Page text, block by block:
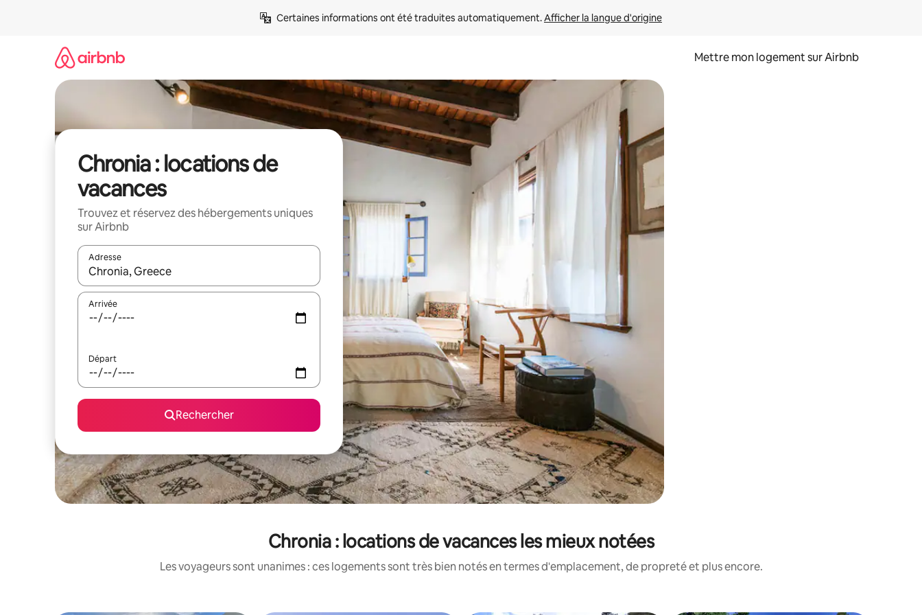
Certaines informations ont été traduites automatiquement. Afficher la langue d'origine
Mettre mon logement sur Airbnb
Chronia : locations de
vacances
Trouvez et réservez des hébergements uniques
sur Airbnb
Adresse
Lorsque les résultats s'affichent, utilisez les flèches vers le haut et vers le bas pour les parcourir ou en appuyant et en faisant glisser.
Arrivée
Départ
Rechercher
Chronia : locations de vacances les mieux notées
Les voyageurs sont unanimes : ces logements sont très bien notés en termes d'emplacement, de propreté et plus encore.